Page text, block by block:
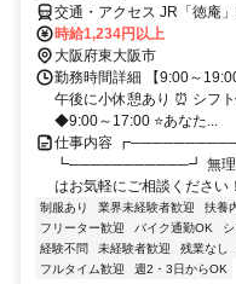
交通・アクセス JR「徳庵
時給1,234円以上
大阪府東大阪市
勤務時間詳細 【9:00～
午後に小休憩あり ⏰ シフ
◆9:00～17:00 ⭐あなた...
仕事内容
┗───────────┛ 無理な
はお気軽にご相談ください
制服あり 業界未経験者歓迎 扶養
フリーター歓迎
バイク通勤OK
経験不問
未経験者歓迎 残業なし
フルタイム歓迎
週2・3日からOK